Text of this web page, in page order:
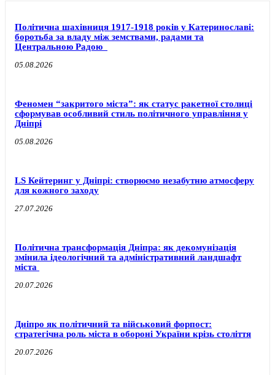
Політична шахівниця 1917-1918 років у Катеринославі:
боротьба за владу між земствами, радами та
Центральною Радою
05.08.2026
Феномен “закритого міста”: як статус ракетної столиці
сформував особливий стиль політичного управління у
Дніпрі
05.08.2026
LS Кейтеринг у Дніпрі: створюємо незабутню атмосферу
для кожного заходу
27.07.2026
Політична трансформація Дніпра: як декомунізація
змінила ідеологічний та адміністративний ландшафт
міста
20.07.2026
Дніпро як політичний та військовий форпост:
стратегічна роль міста в обороні України крізь століття
20.07.2026